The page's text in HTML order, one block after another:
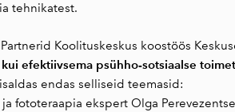
tehnikatest.
Koolituskeskus koostöös
efektiivsema psühho-sotsiaalse
endas selliseid teemasid:
fototeraapia ekspert Olga